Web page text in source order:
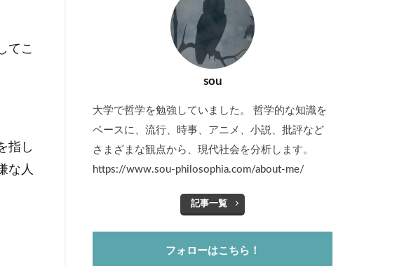
てこ
指し
な人
sou
大学で哲学を勉強していました。 哲学的な知識を
ベースに、流行、時事、アニメ、小説、批評など
さまざまな観点から、現代社会を分析します。
https://www.sou-philosophia.com/about-me/
記事一覧
フォローはこちら！